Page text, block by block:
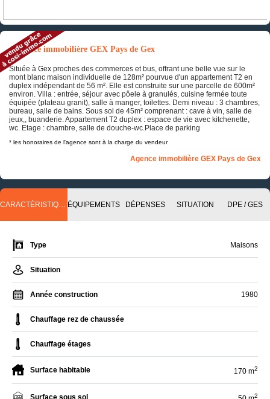
Annonce immobilière GEX Pays de Gex
Située à Gex proches des commerces et bus, offrant une belle vue sur le
mont blanc maison individuelle de 128m² pourvue d'un appartement T2 en
duplex indépendant de 56 m². Elle est construite sur une parcelle de 600m²
environ. Villa : entrée, séjour avec pôele à granulés, cuisine fermée toute
équipée (plateau granit), salle à manger, toilettes. Demi niveau : 3 chambres,
bureau, salle de bains. Sous sol de 45m² comprenant : cave à vin, salle de
jeux,, buanderie. Appartement T2 duplex : espace de vie avec kitchenette,
wc. Etage : chambre, salle de douche-wc.Place de parking
* les honoraires de l'agence sont à la charge du vendeur
Agence immobilière GEX Pays de Gex
CARACTÉRISTIQUES ÉQUIPEMENTS DÉPENSES SITUATION DPE / GES
Type Maisons
Situation
Année construction 1980
Chauffage rez de chaussée
Chauffage étages
Surface habitable 170 m2
2